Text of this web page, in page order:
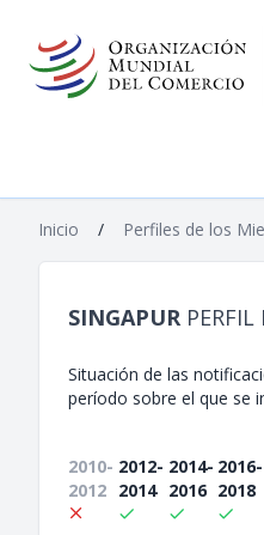
Inicio / Perfiles de los
SINGAPUR
Situación de las
período sobre el que se
2010-
2012
2012-
2014
2014-
2016
2016-
2018